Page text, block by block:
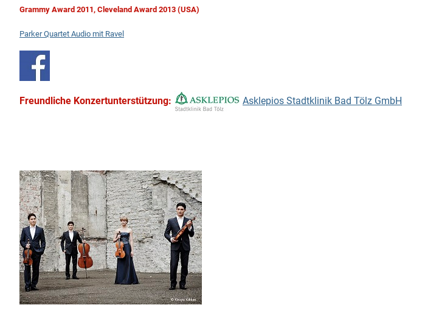
Grammy Award 2011, Cleveland Award 2013 (USA)
Parker Quartet Audio mit Ravel
Freundliche Konzertunterstützung: Asklepios Stadtklinik Bad Tölz GmbH